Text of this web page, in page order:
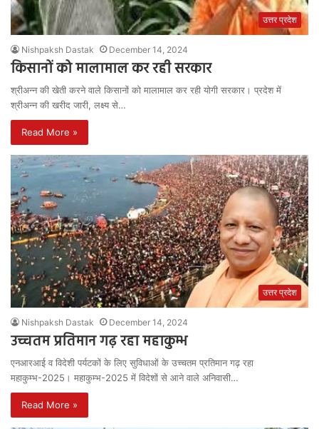
उत्तर प्रदेश
Nishpaksh Dastak December 14, 2024
किसानों को मालामाल कर रही सरकार
श्रीअन्न की खेती करने वाले किसानों को मालामाल कर रही योगी सरकार। प्रदेश में
श्रीअन्न की खरीद जारी, लक्ष्य से…
Read More »
उत्तर प्रदेश
Nishpaksh Dastak December 14, 2024
उच्चतम प्रतिमान गढ़ रहा महाकुम्भ
एनआरआई व विदेशी पर्यटकों के लिए सुविधाओं के उच्चतम प्रतिमान गढ़ रहा
महाकुम्भ-2025। महाकुम्भ-2025 में विदेशों से आने वाले अनिवासी…
Read More »